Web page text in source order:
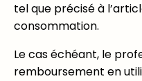
tel que précisé à
consommation.
Le cas échéant, le
remboursement en